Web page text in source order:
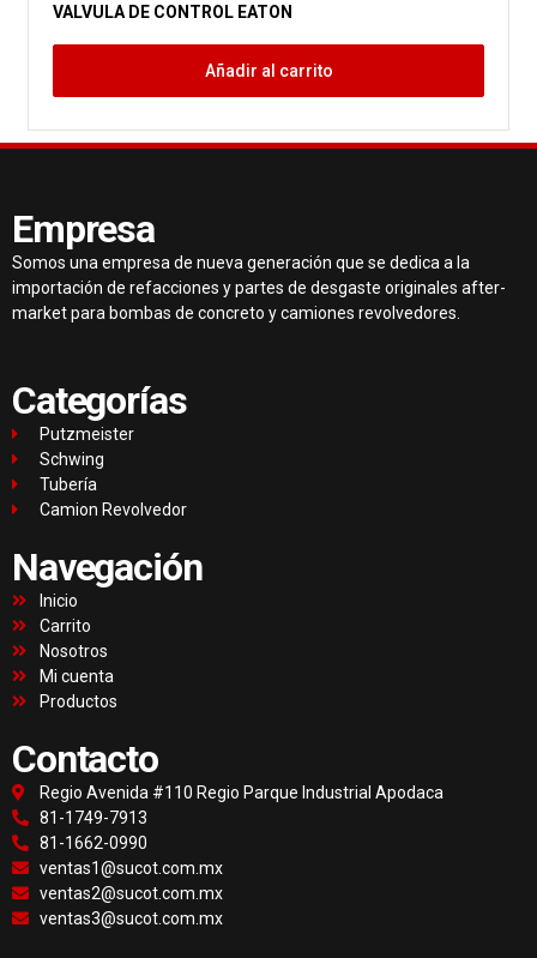
VALVULA DE CONTROL EATON
Añadir al carrito
Empresa
Somos una empresa de nueva generación que se dedica a la
importación de refacciones y partes de desgaste originales after-
market para bombas de concreto y camiones revolvedores.
Categorías
Putzmeister
Schwing
Tubería
Camion Revolvedor
Navegación
Inicio
Carrito
Nosotros
Mi cuenta
Productos
Contacto
Regio Avenida #110 Regio Parque Industrial Apodaca
81-1749-7913
81-1662-0990
ventas1@sucot.com.mx
ventas2@sucot.com.mx
ventas3@sucot.com.mx